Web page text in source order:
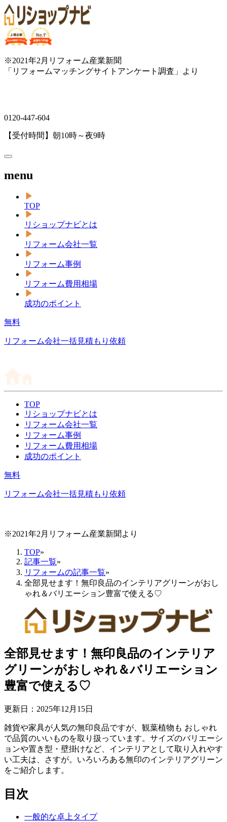
※2021年2月リフォーム産業新聞
「リフォームマッチングサイトアンケート調査」より
0120-447-604
【受付時間】朝10時～夜9時
menu
TOP
リショップナビとは
リフォーム会社一覧
リフォーム事例
リフォーム費用相場
成功のポイント
無料
リフォーム会社一括見積もり依頼
TOP
リショップナビとは
リフォーム会社一覧
リフォーム事例
リフォーム費用相場
成功のポイント
無料
リフォーム会社一括見積もり依頼
※2021年2月リフォーム産業新聞より
TOP»
記事一覧»
リフォームの記事一覧»
全部見せます！無印良品のインテリアグリーンがおし
ゃれ＆バリエーション豊富で使える♡
全部見せます！無印良品のインテリア
グリーンがおしゃれ＆バリエーション
豊富で使える♡
更新日： 2025年12 月 15日
雑貨や家具が人気の無印良品ですが、観葉植物も おしゃれ
で品質のいいものを取り扱っています。サイズのバリエーシ
ョンや置き型・壁掛けなど、インテリアとして取り入れやす
い工夫は、さすが。いろいろある無印のインテリアグリーン
をご紹介します。
目次
一般的な卓上タイプ